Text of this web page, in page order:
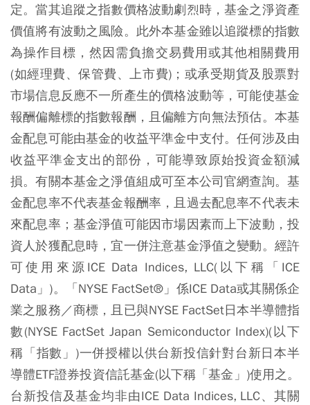
定。當其追蹤之指數價格波動劇烈時，基金之淨資產
價值將有波動之風險。此外本基金雖以追蹤標的指數
為操作目標，然因需負擔交易費用或其他相關費用
(如經理費、保管費、上市費)；或承受期貨及股票對
市場信息反應不一所產生的價格波動等，可能使基金
報酬偏離標的指數報酬，且偏離方向無法預估。本基
金配息可能由基金的收益平準金中支付。任何涉及由
收益平準金支出的部份，可能導致原始投資金額減
損。有關本基金之淨值組成可至本公司官網查詢。基
金配息率不代表基金報酬率，且過去配息率不代表未
來配息率；基金淨值可能因市場因素而上下波動，投
資人於獲配息時，宜一併注意基金淨值之變動。經許
可使用來源ICE Data Indices, LLC(以下稱「ICE
Data」)。「NYSE FactSet®」係ICE Data或其關係企
業之服務／商標，且已與NYSE FactSet日本半導體指
數(NYSE FactSet Japan Semiconductor Index)(以下
稱「指數」)一併授權以供台新投信針對台新日本半
導體ETF證券投資信託基金(以下稱「基金」)使用之。
台新投信及基金均非由ICE Data Indices, LLC、其關